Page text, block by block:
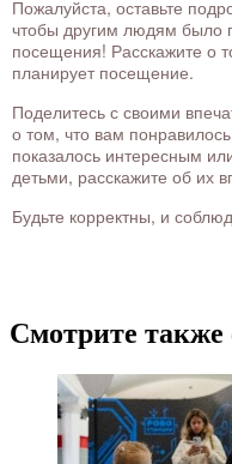
Пожалуйста, оставьте
чтобы другим людям было
посещения! Расскажите о
планирует посещение.
Поделитесь с своими
о том, что вам
показалось интересным
детьми, расскажите об их
Будьте корректны, и
Смотрите также